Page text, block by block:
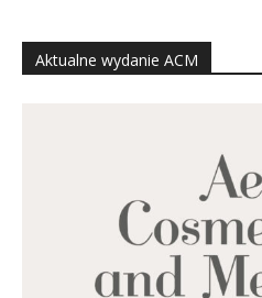
Aktualne wydanie ACM